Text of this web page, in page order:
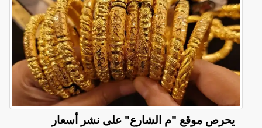
يحرص موقع "م الشارع" على نشر أسعار